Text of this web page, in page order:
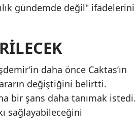
İzmir
Kastamonu
Kayseri
Kırklareli
Kırşehir
gündemde değil" ifadelerini
daha önce Caktas’ın
değiştiğini belirtti.
bir şans daha tanımak istedi.
sağlayabileceğini